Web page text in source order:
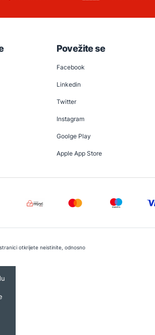
Povežite se
Facebook
Linkedin
Twitter
Instagram
Goolge Play
Apple App Store
otkrijete neistinite, odnosno